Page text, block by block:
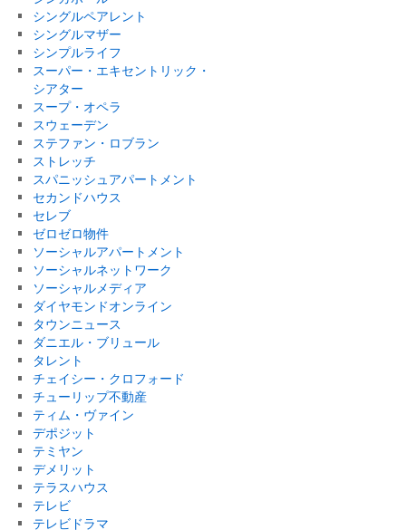
シングルペアレント
シングルマザー
シンプルライフ
スーパー・エキセントリック・
シアター
スープ・オペラ
スウェーデン
ステファン・ロブラン
ストレッチ
スパニッシュアパートメント
セカンドハウス
セレブ
ゼロゼロ物件
ソーシャルアパートメント
ソーシャルネットワーク
ソーシャルメディア
ダイヤモンドオンライン
タウンニュース
ダニエル・ブリュール
タレント
チェイシー・クロフォード
チューリップ不動産
ティム・ヴァイン
デポジット
テミヤン
デメリット
テラスハウス
テレビ
テレビドラマ